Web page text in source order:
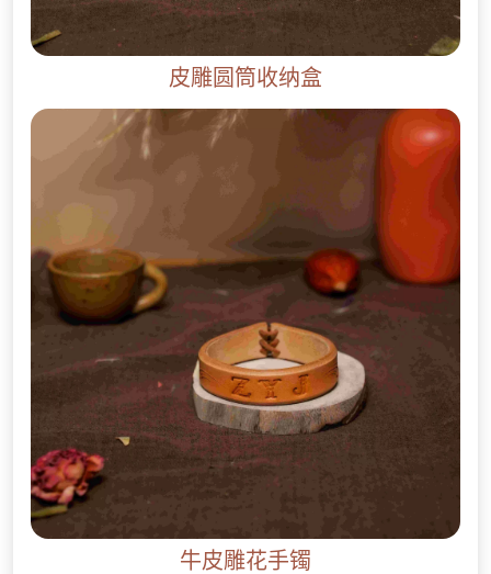
皮雕圆筒收纳盒
牛皮雕花手镯